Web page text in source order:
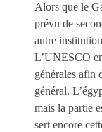
Alors que le
prévu de
autre
L’UNESCO
générales afin
général.
mais la partie
sert encore